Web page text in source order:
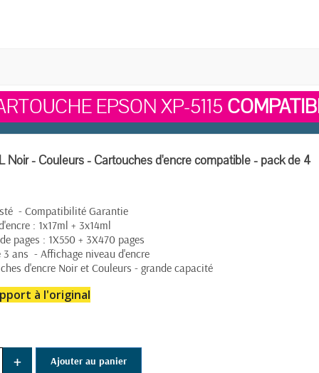
EPSON XP-5115
Noir - Couleurs - Cartouches d'encre compatible - pack de 4
- Compatibilité Garantie
: 1x17ml + 3x14ml
pages : 1X550 + 3X470 pages
3 ans - Affichage niveau d'encre
d'encre Noir et Couleurs - grande capacité
à l'original
+ Ajouter au panier